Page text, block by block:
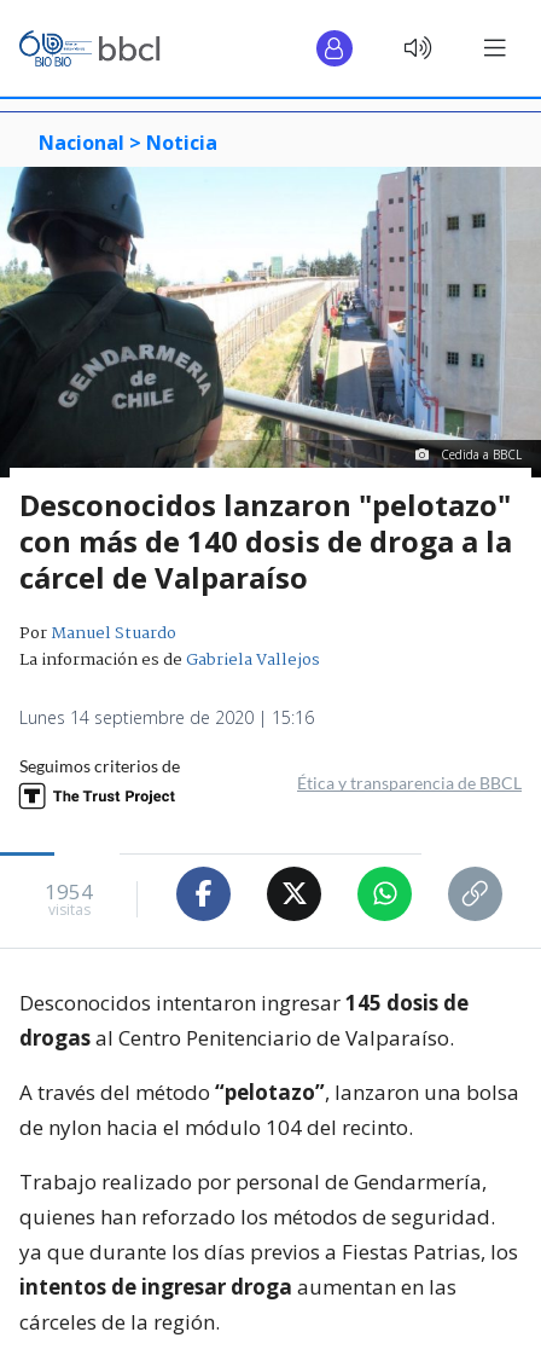
Nacional > Noticia
Cedida a BBCL
Desconocidos lanzaron "pelotazo"
con más de 140 dosis de droga a la
cárcel de Valparaíso
PorManuel Stuardo
La información es deGabriela Vallejos
Lunes 14 septiembre de 2020 | 15:16
Seguimos criterios de
Ética y transparencia de BBCL
1954
visitas
Desconocidos intentaron ingresar145 dosis de
drogasal Centro Penitenciario de Valparaíso.
A través del método “pelotazo”, lanzaron una bolsa
de nylon hacia el módulo 104 del recinto.
Trabajo realizado por personal de Gendarmería,
quienes han reforzado los métodos de seguridad.
ya que durante los días previos a Fiestas Patrias, los
intentos de ingresar droga aumentan en las
cárceles de la región.